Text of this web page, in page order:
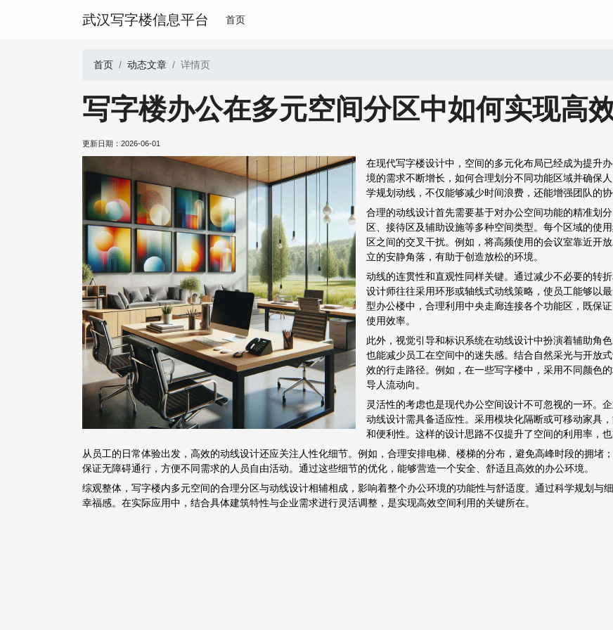
武汉写字楼信息平台 首页
首页 动态文章 详情页
写字楼办公在多元空间分区中如何实现高
更新日期： 2026-06-01
在现代写字楼设计中，空间的多元化布局已经成为提升
境的需求不断增长，如何合理划分不同功能区域并确保
学规划动线，不仅能够减少时间浪费，还能增强团队的
合理的动线设计首先需要基于对办公空间功能的精准划
区、接待区及辅助设施等多种空间类型。每个区域的使
区之间的交叉干扰。例如，将高频使用的会议室靠近开
立的安静角落，有助于创造放松的环境。
动线的连贯性和直观性同样关键。通过减少不必要的转
设计师往往采用环形或轴线式动线策略，使员工能够以
型办公楼中，合理利用中央走廊连接各个功能区，既保
使用效率。
此外，视觉引导和标识系统在动线设计中扮演着辅助角
也能减少员工在空间中的迷失感。结合自然采光与开放
效的行走路径。例如，在一些写字楼中，采用不同颜色
导人流动向。
灵活性的考虑也是现代办公空间设计不可忽视的一环。
动线设计需具备适应性。采用模块化隔断或可移动家具
和便利性。这样的设计思路不仅提升了空间的利用率，也
从员工的日常体验出发，高效的动线设计还应关注人性化细节。例如，合理安排电梯、楼梯的分布，避免高峰时段的拥堵
保证无障碍通行，方便不同需求的人员自由活动。通过这些细节的优化，能够营造一个安全、舒适且高效的办公环境。
综观整体，写字楼内多元空间的合理分区与动线设计相辅相成，影响着整个办公环境的功能性与舒适度。通过科学规划与
幸福感。在实际应用中，结合具体建筑特性与企业需求进行灵活调整，是实现高效空间利用的关键所在。